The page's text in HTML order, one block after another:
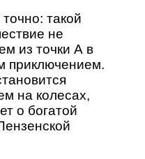
такой
не
из точки А в
приключением.
на колесах,
о богатой